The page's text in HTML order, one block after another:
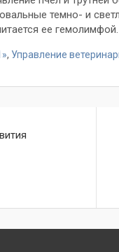
темно- и
ее гемолимфой.
, Управление